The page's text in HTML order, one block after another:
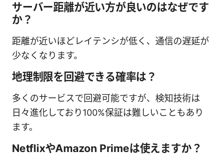
サーバー距離が近い方が良いのはなぜです
か？
距離が近いほどレイテンシが低く、通信の遅延が
少なくなります。
地理制限を回避できる確率は？
多くのサービスで回避可能ですが、検知技術は
日々進化しており100%保証は難しいこともあり
ます。
NetflixやAmazon Primeは使えますか？